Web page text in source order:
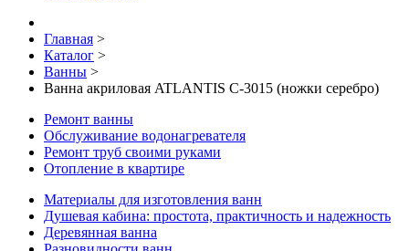
Главная >
Каталог >
Ванны >
Ванна акриловая ATLANTIS C-3015 (ножки серебро)
Ремонт ванны
Обслуживание водонагревателя
Ремонт труб своими руками
Отопление в квартире
Материалы для изготовления ванн
Душевая кабина: простота, практичность и надежность
Деревянная ванна